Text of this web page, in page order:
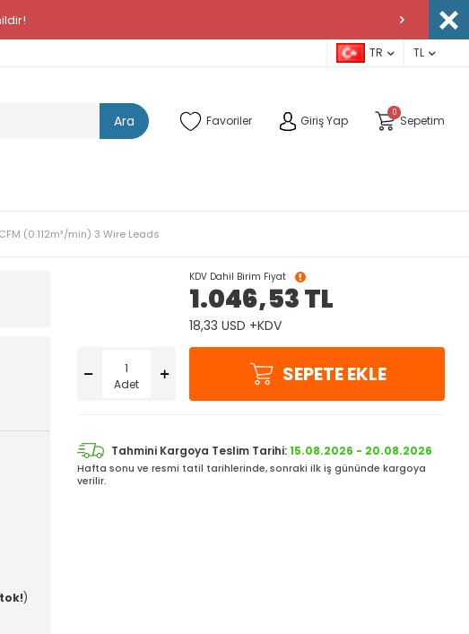
TR TL
Ara Favoriler Giriş Yap
0
Sepetim
(0.112m³/min) 3 Wire Leads
)
KDV Dahil Birim Fiyat
1.046,53TL
18,33 USD +KDV
Adet SEPETE EKLE
Tahmini Kargoya Teslim Tarihi:15.08.2026 - 20.08.2026
Hafta sonu ve resmi tatil tarihlerinde, sonraki ilk iş gününde kargoya
verilir.